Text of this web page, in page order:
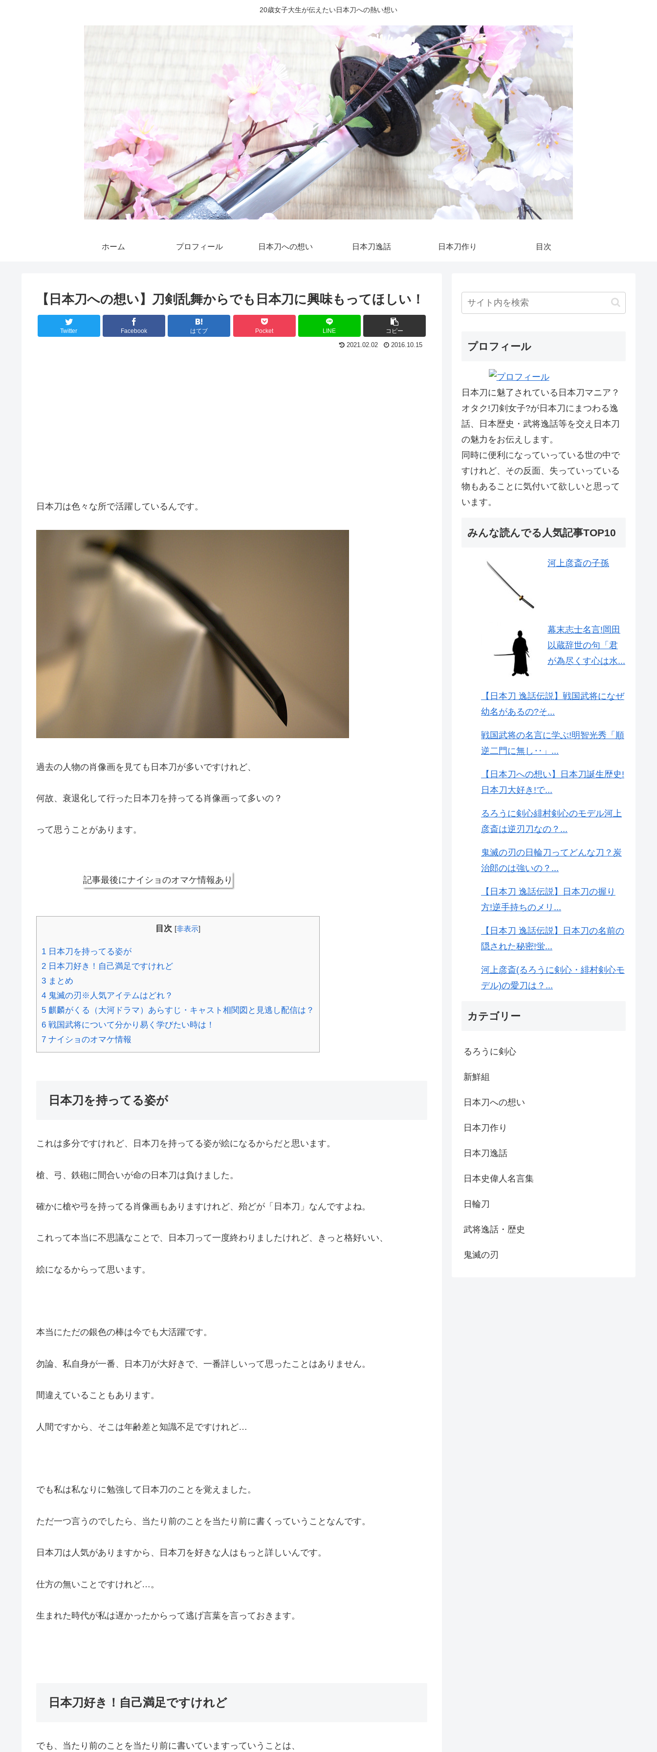
20歳女子大生が伝えたい日本刀への熱い想い
ホーム プロフィール 日本刀への想い 日本刀逸話 日本刀作り 目次
【日本刀への想い】刀剣乱舞からでも日本刀に興味もってほしい！
Twitter Facebook はてブ Pocket LINE コピー
2021.02.02 2016.10.15
日本刀は色々な所で活躍しているんです。
過去の人物の肖像画を見ても日本刀が多いですけれど、
何故、衰退化して行った日本刀を持ってる肖像画って多いの？
って思うことがあります。
記事最後にナイショのオマケ情報あり
目次 [非表示]
1 日本刀を持ってる姿が
2 日本刀好き！自己満足ですけれど
3 まとめ
4 鬼滅の刃※人気アイテムはどれ？
5 麒麟がくる（大河ドラマ）あらすじ・キャスト相関図と見逃し配信は？
6 戦国武将について分かり易く学びたい時は！
7 ナイショのオマケ情報
日本刀を持ってる姿が
これは多分ですけれど、日本刀を持ってる姿が絵になるからだと思います。
槍、弓、鉄砲に間合いが命の日本刀は負けました。
確かに槍や弓を持ってる肖像画もありますけれど、殆どが「日本刀」なんですよね。
これって本当に不思議なことで、日本刀って一度終わりましたけれど、きっと格好いい、
絵になるからって思います。
本当にただの銀色の棒は今でも大活躍です。
勿論、私自身が一番、日本刀が大好きで、一番詳しいって思ったことはありません。
間違えていることもあります。
人間ですから、そこは年齢差と知識不足ですけれど…
でも私は私なりに勉強して日本刀のことを覚えました。
ただ一つ言うのでしたら、当たり前のことを当たり前に書くっていうことなんです。
日本刀は人気がありますから、日本刀を好きな人はもっと詳しいんです。
仕方の無いことですけれど…。
生まれた時代が私は遅かったからって逃げ言葉を言っておきます。
日本刀好き！自己満足ですけれど
でも、当たり前のことを当たり前に書いていますっていうことは、
プロフィール
日本刀に魅了されている日本刀マニア？
オタク!刀剣女子?が日本刀にまつわる逸
話、日本歴史・武将逸話等を交え日本刀
の魅力をお伝えします。
同時に便利になっていっている世の中で
すけれど、その反面、失っていっている
物もあることに気付いて欲しいと思って
います。
みんな読んでる人気記事TOP10
河上彦斎の子孫
幕末志士名言!岡田
以蔵辞世の句「君
が為尽くす心は水...
【日本刀 逸話伝説】戦国武将になぜ
幼名があるの?そ...
戦国武将の名言に学ぶ!明智光秀「順
逆二門に無し‥」...
【日本刀への想い】日本刀誕生歴史!
日本刀大好き!で...
るろうに剣心緋村剣心のモデル河上
彦斎は逆刃刀なの？...
鬼滅の刃の日輪刀ってどんな刀？炭
治郎のは強いの？...
【日本刀 逸話伝説】日本刀の握り
方!逆手持ちのメリ...
【日本刀 逸話伝説】日本刀の名前の
隠された秘密!蛍...
河上彦斎(るろうに剣心・緋村剣心モ
デル)の愛刀は？...
カテゴリー
るろうに剣心
新鮮組
日本刀への想い
日本刀作り
日本刀逸話
日本史偉人名言集
日輪刀
武将逸話・歴史
鬼滅の刃